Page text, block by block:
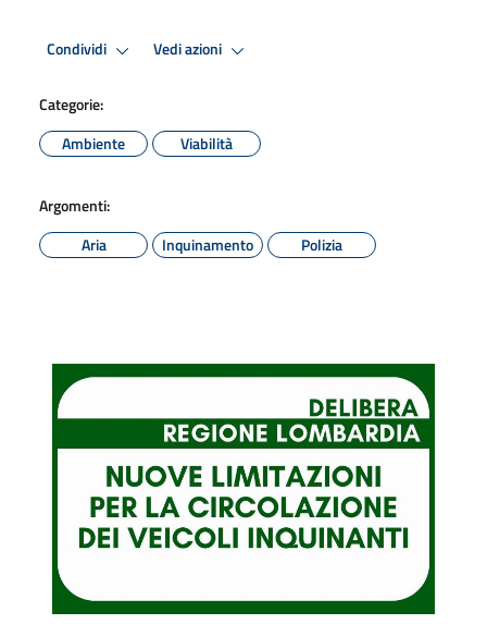
Condividi Vedi azioni
Categorie:
Ambiente
Viabilità
Argomenti:
Aria
Inquinamento Polizia